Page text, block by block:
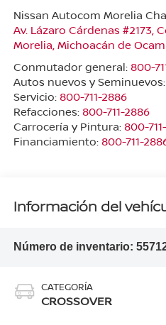
Nissan Autocom Morelia
Av. Lázaro Cárdenas #2173,
Morelia, Michoacán de
Conmutador general: 800-
Autos nuevos y Seminuevos:
Servicio: 800-711-2886
Refacciones: 800-711-2886
Carrocería y Pintura: 800-
Financiamiento: 800-711-
Información del
Número de inventario:
CATEGORÍA
CROSSOVER